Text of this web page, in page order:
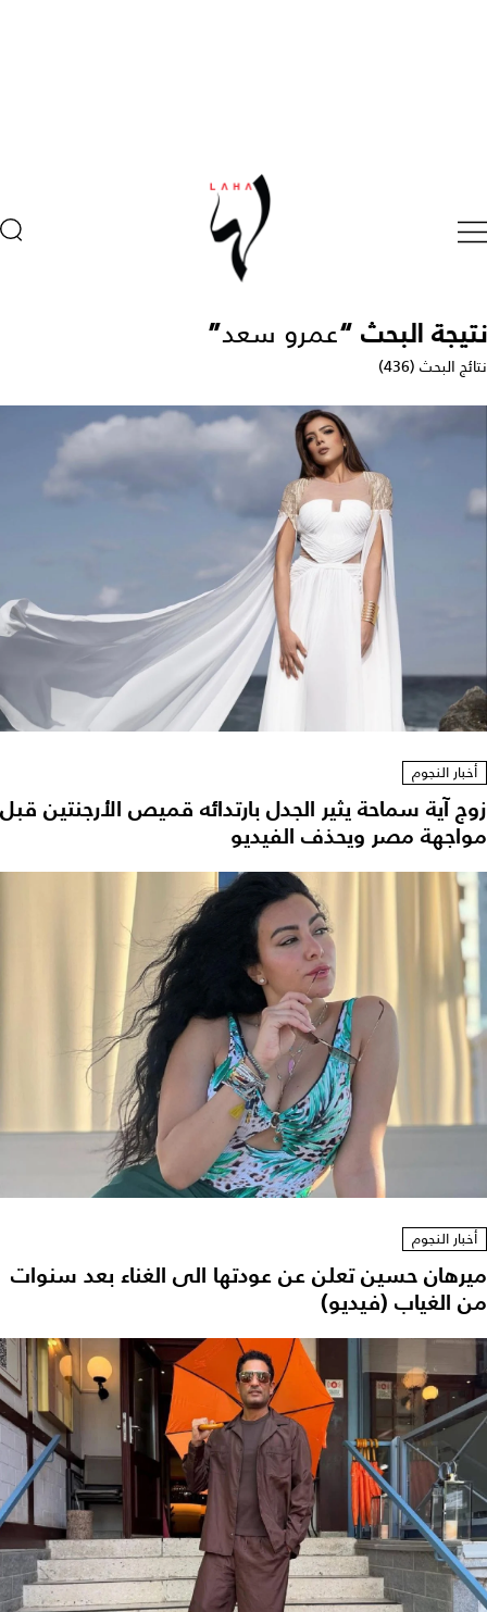
نتيجة البحث “عمرو سعد”
نتائج البحث (436)
أخبار النجوم
زوج آية سماحة يثير الجدل بارتدائه قميص الأرجنتين قبل
مواجهة مصر ويحذف الفيديو
أخبار النجوم
ميرهان حسين تعلن عن عودتها الى الغناء بعد سنوات
من الغياب (فيديو)